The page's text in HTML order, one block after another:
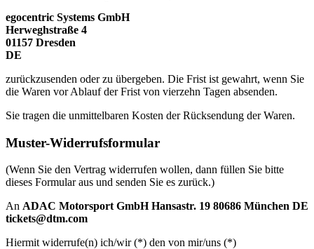
egocentric Systems GmbH
Herweghstraße 4
01157 Dresden
DE
zurückzusenden oder zu übergeben. Die Frist ist gewahrt, wenn Sie
die Waren vor Ablauf der Frist von vierzehn Tagen absenden.
Sie tragen die unmittelbaren Kosten der Rücksendung der Waren.
Muster-Widerrufsformular
(Wenn Sie den Vertrag widerrufen wollen, dann füllen Sie bitte
dieses Formular aus und senden Sie es zurück.)
An ADAC Motorsport GmbH Hansastr. 19 80686 München DE
tickets@dtm.com
Hiermit widerrufe(n) ich/wir (*) den von mir/uns (*)